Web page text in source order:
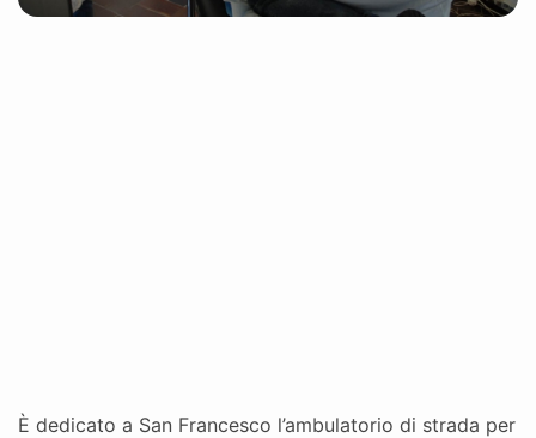
È dedicato a San Francesco l’ambulatorio di strada per